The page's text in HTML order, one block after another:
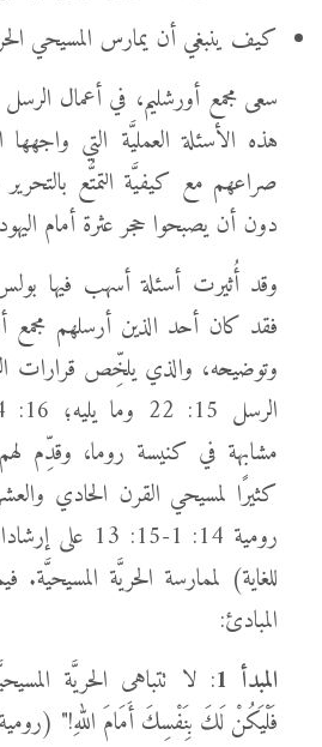
كيف ينبغي أن يمارس المسيحي
هذه الأسئلة العمليَّة التي
صراعهم مع كيفيَّة التمتُّع
دون أن يصبحوا حجر عثرة أمام
وقد أُثيرت أسئلة أسهب فيها
فقد كان أحد الذين أرسلهم مجمع
وتوضيحه، والذي يلخِّص قرارات
مشابهة في كنيسة روما، وقدِّم
كثيرًا لمسيحي القرن الحادي
رومية 14: 1-
للغاية) لممارسة الحريَّة
المبادئ:
المبدأ 1
: لا تتباهى الحريَّة
فَلْيَكُنْ لَكَ بِنَفْسِكَ أَمَامَ اللهِ!" (رومية 14: 22).